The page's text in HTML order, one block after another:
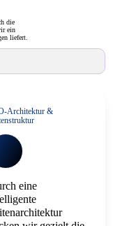
die
ein
liefert.
Architektur &
eine